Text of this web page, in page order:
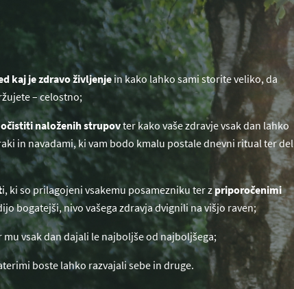
kaj je zdravo življenjein kako lahko sami storite veliko, da
– celostno;
očistiti naloženih strupovter kako vaše zdravje vsak dan lahko
in navadami, ki vam bodo kmalu postale dnevni ritual ter del
i, ki so prilagojeni vsakemu posamezniku ter zpriporočenimi
bogatejši, nivo vašega zdravja dvignili na višjo raven;
mu vsak dan dajali le najboljše od najboljšega;
boste lahko razvajali sebe in druge.